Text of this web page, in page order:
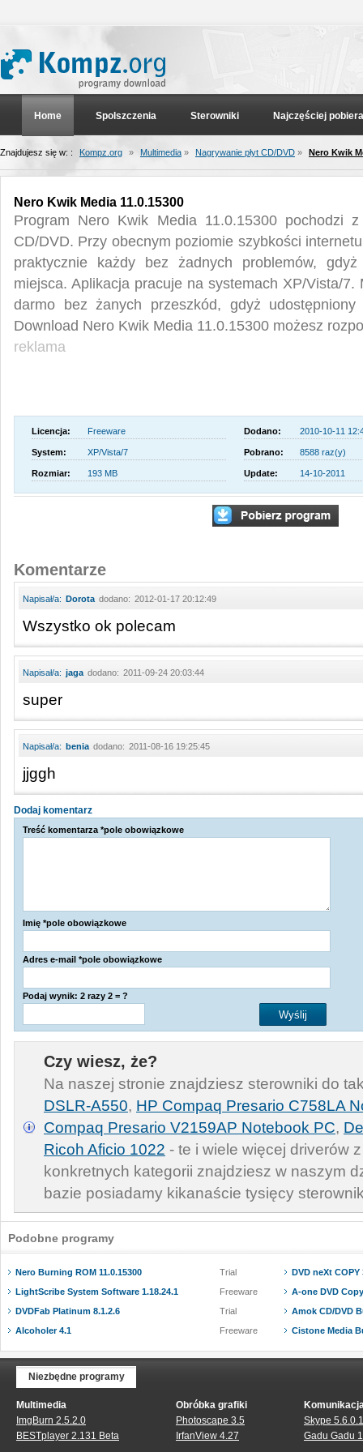
Home Spolszczenia Sterowniki Najczęściej
Znajdujesz się w: : Kompz.org » Multimedia » Nagrywanie płyt CD/DVD » Nero Kwik
Nero Kwik Media 11.0.15300
Program Nero Kwik Media 11.0.15300 pochodzi
CD/DVD. Przy obecnym poziomie szybkości
praktycznie każdy bez żadnych problemów,
miejsca. Aplikacja pracuje na systemach XP/Vista/
darmo bez żanych przeszkód, gdyż
Download Nero Kwik Media 11.0.15300 możesz
reklama
Licencja: Freeware Dodano: 2010-10-11
System: XP/Vista/7 Pobrano: 8588 raz(y)
Rozmiar: 193 MB Update: 14-10-2011
Komentarze
Napisał/a: Dorota dodano: 2012-01-17 20:12:49
Wszystko ok polecam
Napisał/a: jaga dodano: 2011-09-24 20:03:44
super
Napisał/a: benia dodano: 2011-08-16 19:25:45
jjggh
Dodaj komentarz
Treść komentarza *pole obowiązkowe
Imię *pole obowiązkowe
Adres e-mail *pole obowiązkowe
Podaj wynik: 2 razy 2 = ?
Czy wiesz, że?
Na naszej stronie znajdziesz sterowniki do
DSLR-A550, HP Compaq Presario C758LA
Compaq Presario V2159AP Notebook PC,
Ricoh Aficio 1022 - te i wiele więcej driverów
konkretnych kategorii znajdziesz w naszym
bazie posiadamy kikanaście tysięcy
Podobne programy
Nero Burning ROM 11.0.15300
Trial
LightScribe System Software 1.18.24.1
Freeware
DVDFab Platinum 8.1.2.6
Trial
Alcoholer 4.1
Freeware
DVD neXt COPY
A-one DVD
Amok CD/DVD
Cistone Media
Niezbędne programy
Multimedia
ImgBurn 2.5.2.0
BESTplayer 2.131 Beta
Obróbka grafiki
Photoscape 3.5
IrfanView 4.27
Skype
Gadu Gadu